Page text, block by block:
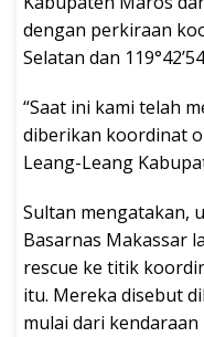
dengan perkiraan
Selatan dan
“Saat ini kami telah
diberikan koordinat
Leang-Leang
Sultan mengatakan,
Basarnas Makassar
rescue ke titik
itu. Mereka disebut
mulai dari